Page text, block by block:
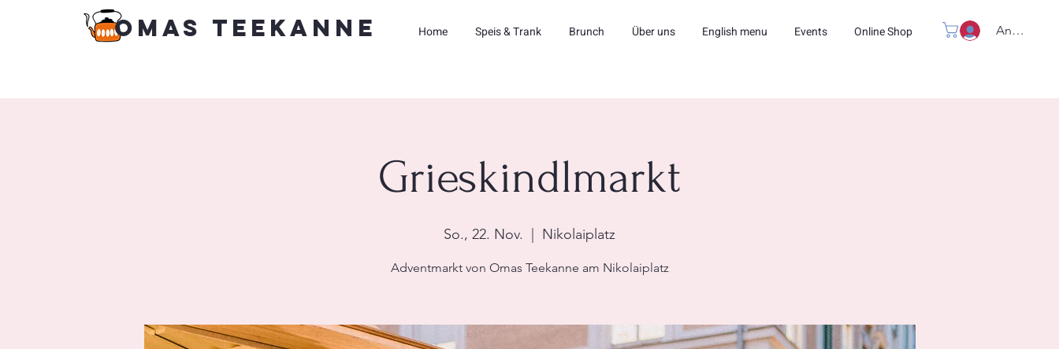
Omas Teekanne Home Speis & Trank Brunch Über uns English menu Events Online Shop Anmelden
Grieskindlmarkt
So., 22. Nov. Nikolaiplatz
Adventmarkt von Omas Teekanne am Nikolaiplatz